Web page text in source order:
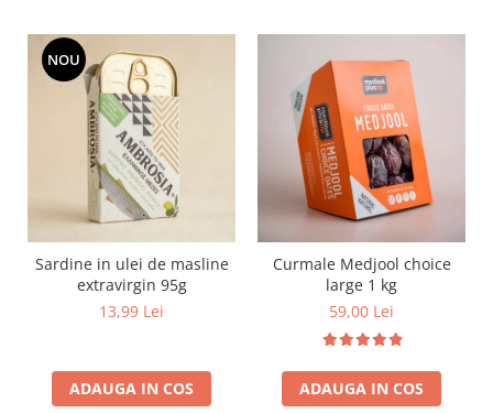
NOU
Sardine in ulei de masline
extravirgin 95g
13,99 Lei
ADAUGA IN COS
Curmale Medjool choice
large 1 kg
59,00 Lei
ADAUGA IN COS